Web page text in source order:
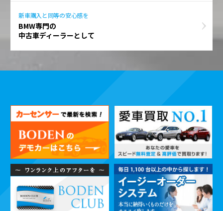
新車購入と同等の安心感を
BMW専門の
中古車ディーラーとして